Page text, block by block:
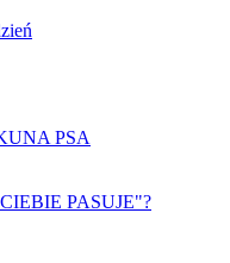
PSA
PASUJE"?